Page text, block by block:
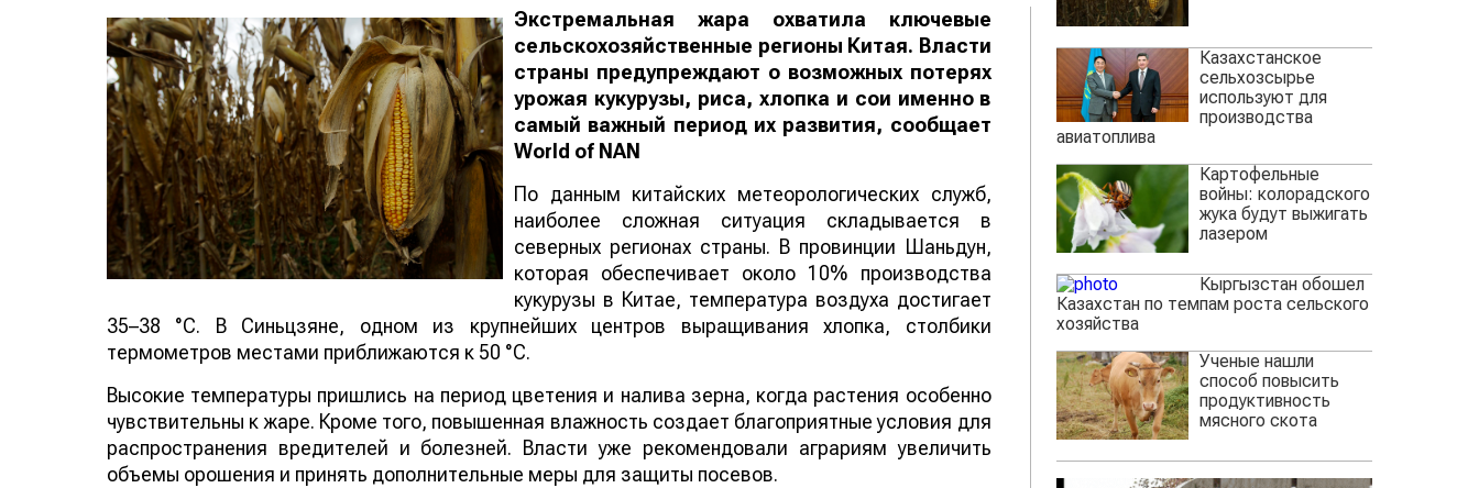
Экстремальная жара охватила ключевые
сельскохозяйственные регионы Китая. Власти
страны предупреждают о возможных потерях
урожая кукурузы, риса, хлопка и сои именно в
самый важный период их развития, сообщает
World of NAN
По данным китайских метеорологических служб,
наиболее сложная ситуация складывается в
северных регионах страны. В провинции Шаньдун,
которая обеспечивает около 10% производства
кукурузы в Китае, температура воздуха достигает
35–38 °C. В Синьцзяне, одном из крупнейших центров выращивания хлопка, столбики
термометров местами приближаются к 50 °C.
Высокие температуры пришлись на период цветения и налива зерна, когда растения особенно
чувствительны к жаре. Кроме того, повышенная влажность создает благоприятные условия для
распространения вредителей и болезней. Власти уже рекомендовали аграриям увеличить
объемы орошения и принять дополнительные меры для защиты посевов.
Казахстанское
сельхозсырье
используют для
производства
авиатоплива
Картофельные
войны: колорадского
жука будут выжигать
лазером
Кыргызстан обошел
Казахстан по темпам роста сельского
хозяйства
Ученые нашли
способ повысить
продуктивность
мясного скота